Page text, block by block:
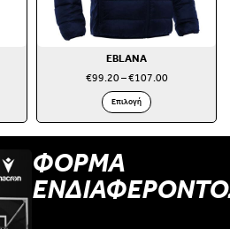
EBLANA
€99.20–€107.00
Επιλογή
ΦΟΡΜΑ